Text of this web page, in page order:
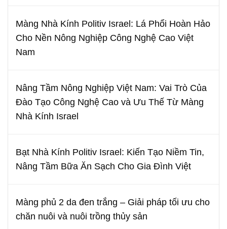
Màng Nhà Kính Politiv Israel: Lá Phổi Hoàn Hảo
Cho Nền Nông Nghiệp Công Nghệ Cao Việt
Nam
Nâng Tầm Nông Nghiệp Việt Nam: Vai Trò Của
Đào Tạo Công Nghệ Cao và Ưu Thế Từ Màng
Nhà Kính Israel
Bạt Nhà Kính Politiv Israel: Kiến Tạo Niềm Tin,
Nâng Tầm Bữa Ăn Sạch Cho Gia Đình Việt
Màng phủ 2 da đen trắng – Giải pháp tối ưu cho
chăn nuôi và nuôi trồng thủy sản